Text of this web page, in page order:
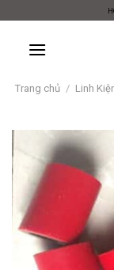
content
Trang chủ / Linh